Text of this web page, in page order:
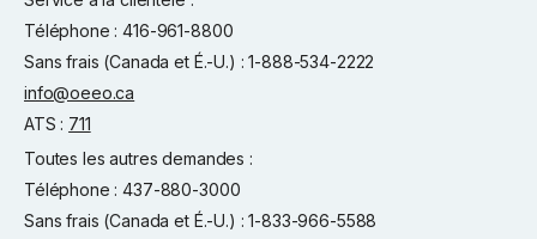
Téléphone : 416-961-8800
Sans frais (Canada et É.-U.) : 1-888-534-2222
info@oeeo.ca
ATS : 711
Toutes les autres demandes :
Téléphone : 437-880-3000
Sans frais (Canada et É.-U.) : 1-833-966-5588